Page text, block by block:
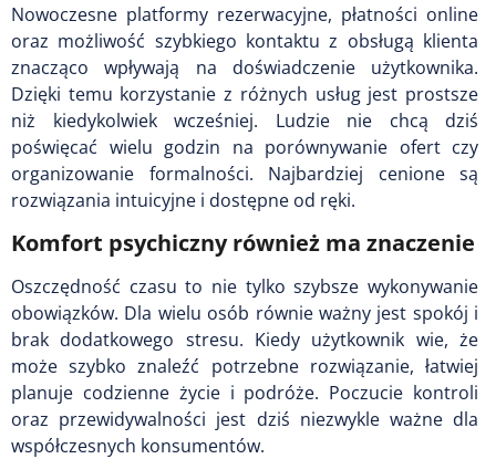
Nowoczesne platformy rezerwacyjne, płatności online
oraz możliwość szybkiego kontaktu z obsługą klienta
znacząco wpływają na doświadczenie użytkownika.
Dzięki temu korzystanie z różnych usług jest prostsze
niż kiedykolwiek wcześniej. Ludzie nie chcą dziś
poświęcać wielu godzin na porównywanie ofert czy
organizowanie formalności. Najbardziej cenione są
rozwiązania intuicyjne i dostępne od ręki.
Komfort psychiczny również ma znaczenie
Oszczędność czasu to nie tylko szybsze wykonywanie
obowiązków. Dla wielu osób równie ważny jest spokój i
brak dodatkowego stresu. Kiedy użytkownik wie, że
może szybko znaleźć potrzebne rozwiązanie, łatwiej
planuje codzienne życie i podróże. Poczucie kontroli
oraz przewidywalności jest dziś niezwykle ważne dla
współczesnych konsumentów.